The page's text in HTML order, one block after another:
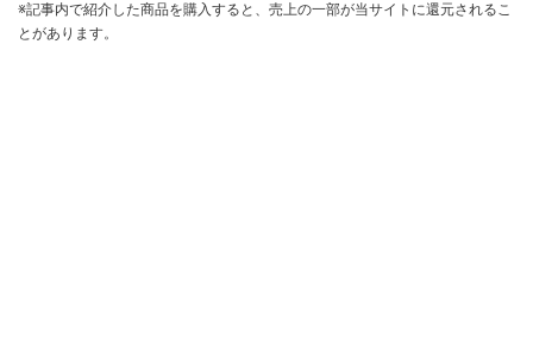
※記事内で紹介した商品を購入すると、売上の一部が当サイトに還元されるこ
とがあります。